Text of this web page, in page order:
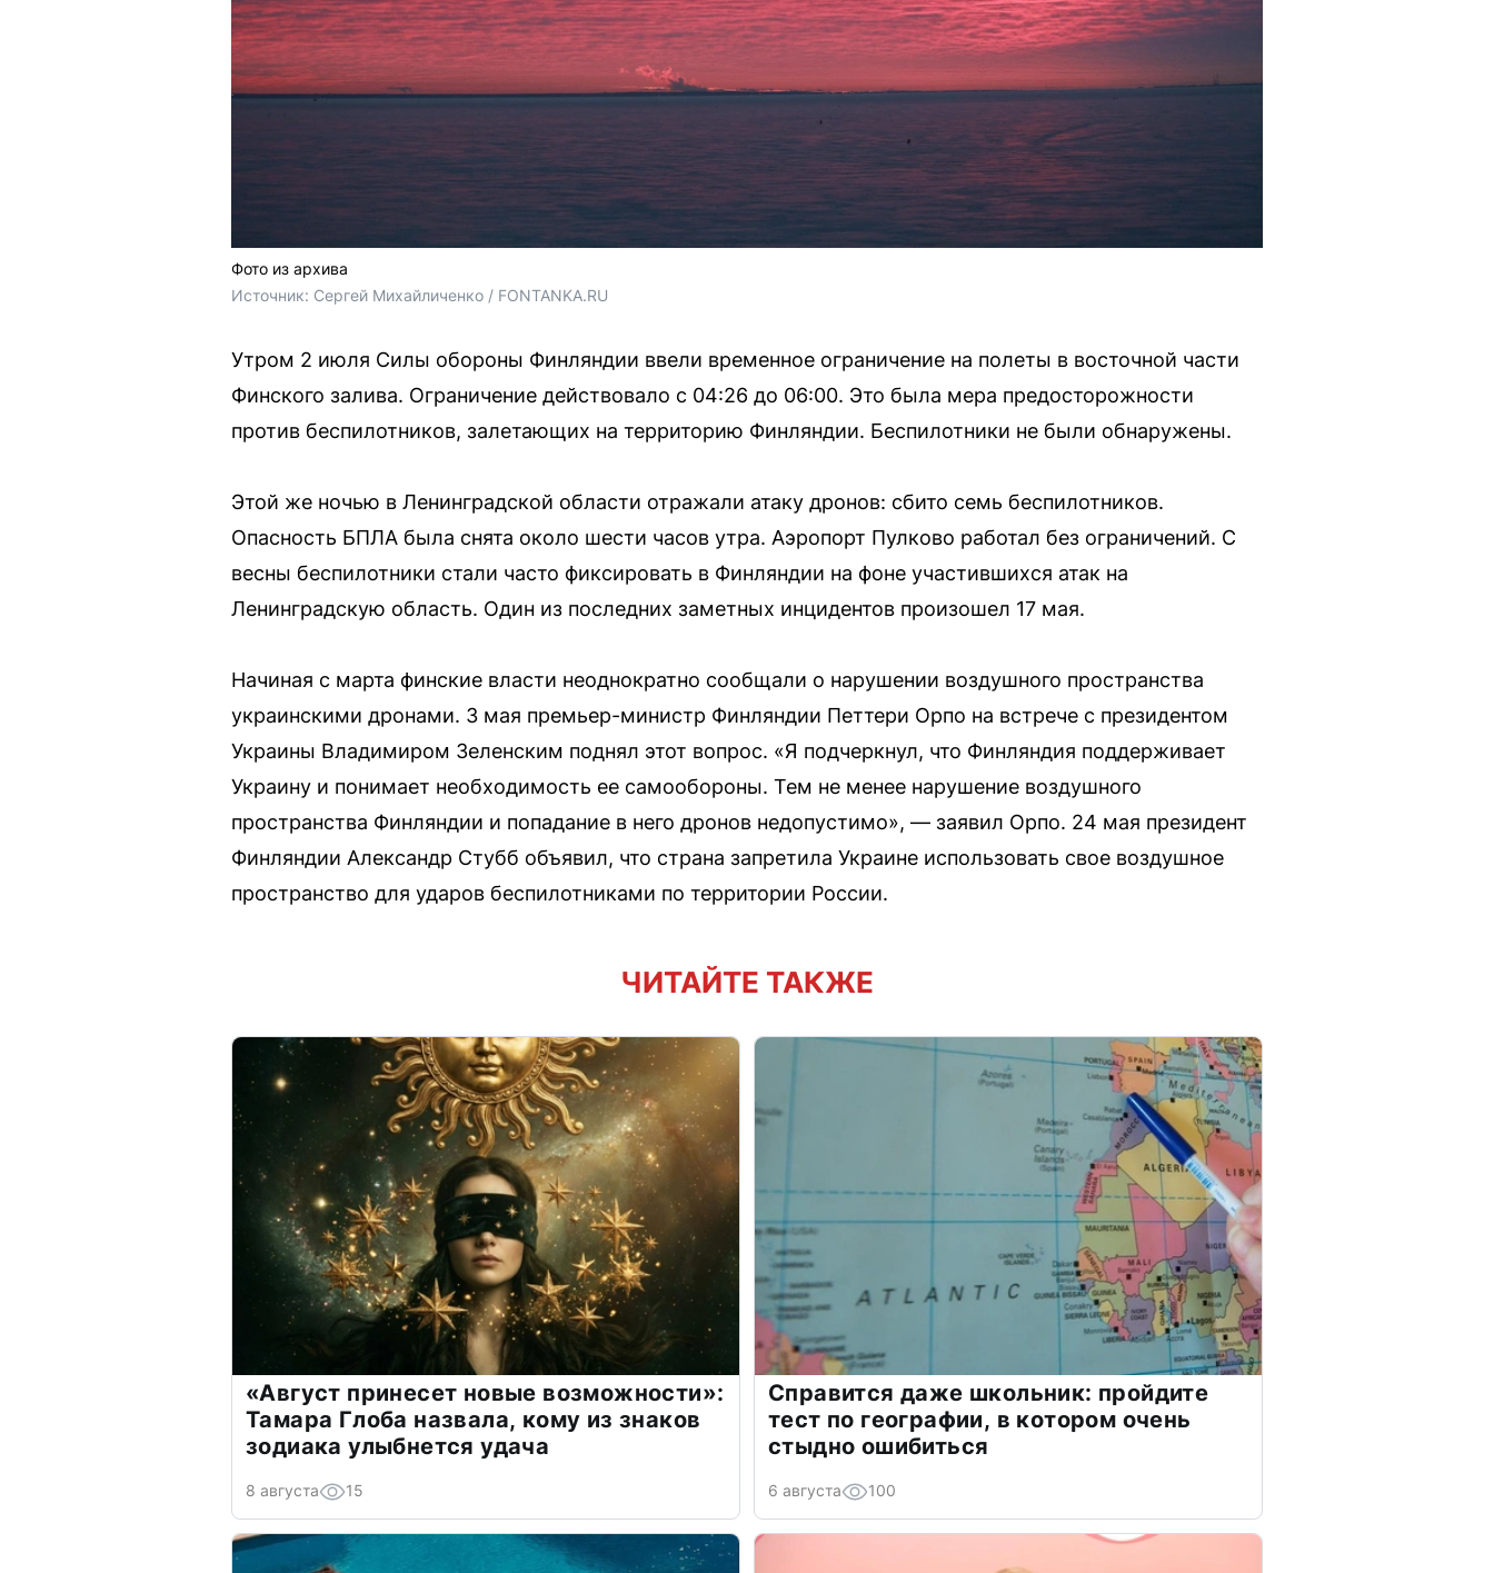
Фото из архива
Источник: Сергей Михайличенко / FONTANKA.RU
Утром 2 июля Силы обороны Финляндии ввели временное ограничение на полеты в восточной части
Финского залива. Ограничение действовало с 04:26 до 06:00. Это была мера предосторожности
против беспилотников, залетающих на территорию Финляндии. Беспилотники не были обнаружены.
Этой же ночью в Ленинградской области отражали атаку дронов: сбито семь беспилотников.
Опасность БПЛА была снята около шести часов утра. Аэропорт Пулково работал без ограничений. С
весны беспилотники стали часто фиксировать в Финляндии на фоне участившихся атак на
Ленинградскую область. Один из последних заметных инцидентов произошел 17 мая.
Начиная с марта финские власти неоднократно сообщали о нарушении воздушного пространства
украинскими дронами. 3 мая премьер-министр Финляндии Петтери Орпо на встрече с президентом
Украины Владимиром Зеленским поднял этот вопрос. «Я подчеркнул, что Финляндия поддерживает
Украину и понимает необходимость ее самообороны. Тем не менее нарушение воздушного
пространства Финляндии и попадание в него дронов недопустимо», — заявил Орпо. 24 мая президент
Финляндии Александр Стубб объявил, что страна запретила Украине использовать свое воздушное
пространство для ударов беспилотниками по территории России.
ЧИТАЙТЕ ТАКЖЕ
«Август принесет новые возможности»:
Тамара Глоба назвала, кому из знаков
зодиака улыбнется удача
8 августа 15
Справится даже школьник: пройдите
тест по географии, в котором очень
стыдно ошибиться
6 августа 100